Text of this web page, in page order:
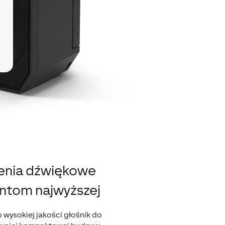
dźwiękowe
najwyższej
wysokiej jakości głośnik do